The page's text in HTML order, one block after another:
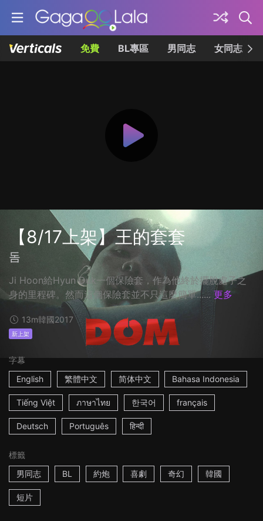
免費 BL專區 男同志 女同志
【8/17上架】王的套套
돔
Ji Hoon給Hyun Duk一個保險套，作為他終於擺脫處子之
身的里程碑。然而這個保險套並不只這麼簡單...... 更多
13m韓國2017
新上架
字幕
English
繁體中文 简体中文 Bahasa Indonesia
Tiếng Việt ภาษาไทย 한국어 français
Deutsch Português हिन्दी
標籤
男同志
BL 約炮 喜劇 奇幻 韓國
短片